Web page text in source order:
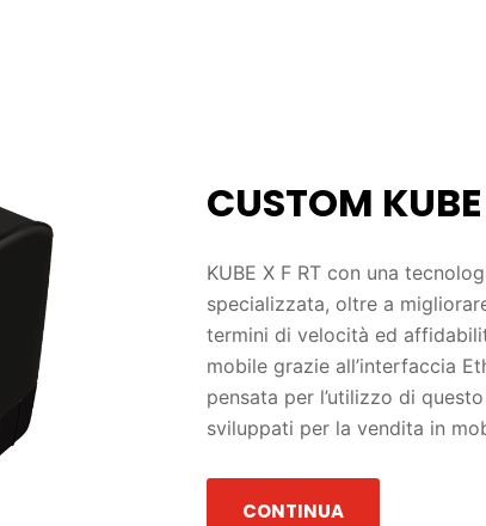
CUSTOM
KUBE X F RT con una
specializzata, oltre a
termini di velocità ed
mobile grazie all’interfaccia
pensata per l’utilizzo di
sviluppati per la vendita in
CONTINUA